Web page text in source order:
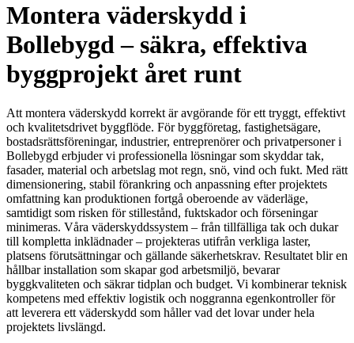
Montera väderskydd i
Bollebygd – säkra, effektiva
byggprojekt året runt
Att montera väderskydd korrekt är avgörande för ett tryggt, effektivt
och kvalitetsdrivet byggflöde. För byggföretag, fastighetsägare,
bostadsrättsföreningar, industrier, entreprenörer och privatpersoner i
Bollebygd erbjuder vi professionella lösningar som skyddar tak,
fasader, material och arbetslag mot regn, snö, vind och fukt. Med rätt
dimensionering, stabil förankring och anpassning efter projektets
omfattning kan produktionen fortgå oberoende av väderläge,
samtidigt som risken för stillestånd, fuktskador och förseningar
minimeras. Våra väderskyddssystem – från tillfälliga tak och dukar
till kompletta inklädnader – projekteras utifrån verkliga laster,
platsens förutsättningar och gällande säkerhetskrav. Resultatet blir en
hållbar installation som skapar god arbetsmiljö, bevarar
byggkvaliteten och säkrar tidplan och budget. Vi kombinerar teknisk
kompetens med effektiv logistik och noggranna egenkontroller för
att leverera ett väderskydd som håller vad det lovar under hela
projektets livslängd.